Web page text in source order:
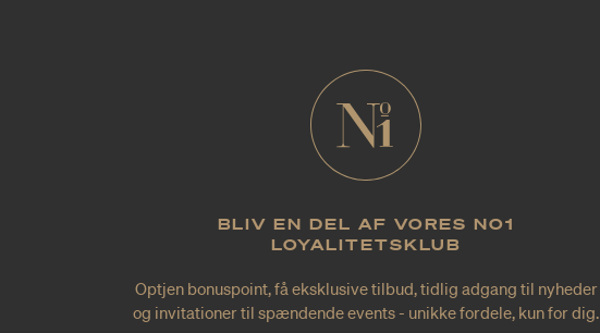
BLIV EN DEL AF VORES NO1
LOYALITETSKLUB
Optjen bonuspoint, få eksklusive tilbud, tidlig adgang til nyheder
og invitationer til spændende events - unikke fordele, kun for dig.